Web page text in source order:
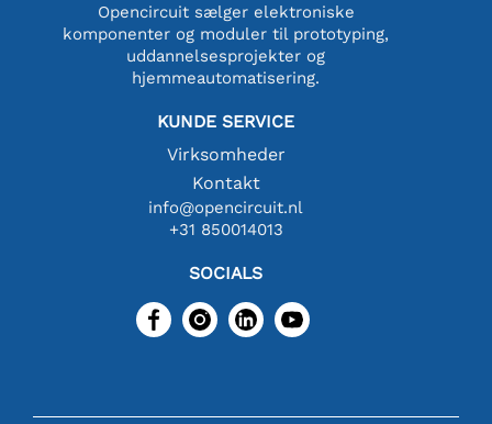
Opencircuit sælger elektroniske
komponenter og moduler til prototyping,
uddannelsesprojekter og
hjemmeautomatisering.
KUNDE SERVICE
Virksomheder
Kontakt
info@opencircuit.nl
+31 850014013
SOCIALS